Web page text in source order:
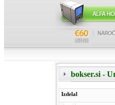
bokser.si -
Izdelal